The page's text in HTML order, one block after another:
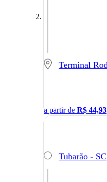
a partir de R$ 44,93
Tubarão - SC